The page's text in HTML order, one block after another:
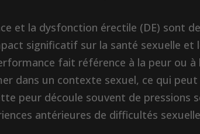
et la dysfonction érectile (DE) sont
significatif sur la santé sexuelle et
fait référence à la peur ou à
dans un contexte sexuel, ce qui
peur découle souvent de pressions
antérieures de difficultés